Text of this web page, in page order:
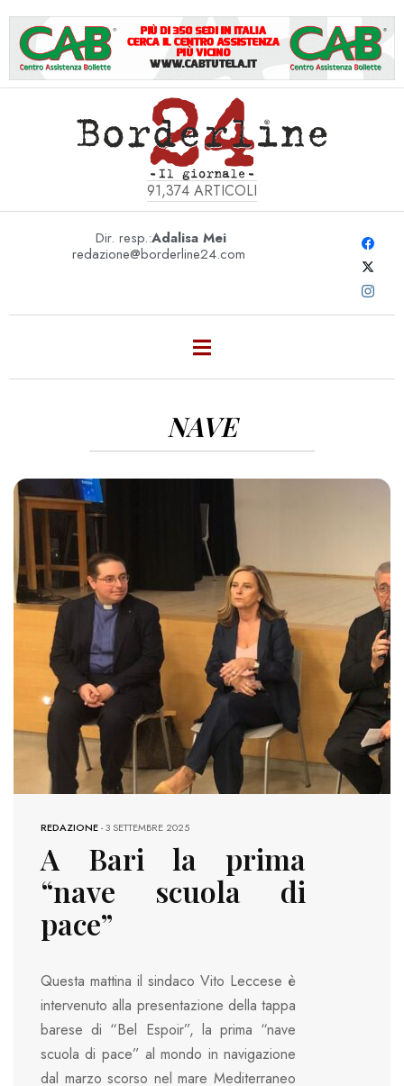
91,374 ARTICOLI
Dir. resp.:Adalisa Mei
redazione@borderline24.com
NAVE
580 VIEWS
REDAZIONE-3 SETTEMBRE 2025
A Bari la prima
“nave scuola di
pace”
Questa mattina il sindaco Vito Leccese è
intervenuto alla presentazione della tappa
barese di “Bel Espoir”, la prima “nave
scuola di pace” al mondo in navigazione
dal marzo scorso nel mare Mediterraneo